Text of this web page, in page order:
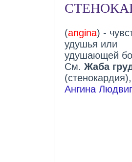
(angina) -
удушья или
удушающей
См. Жаба
(стенокардия),
Ангина